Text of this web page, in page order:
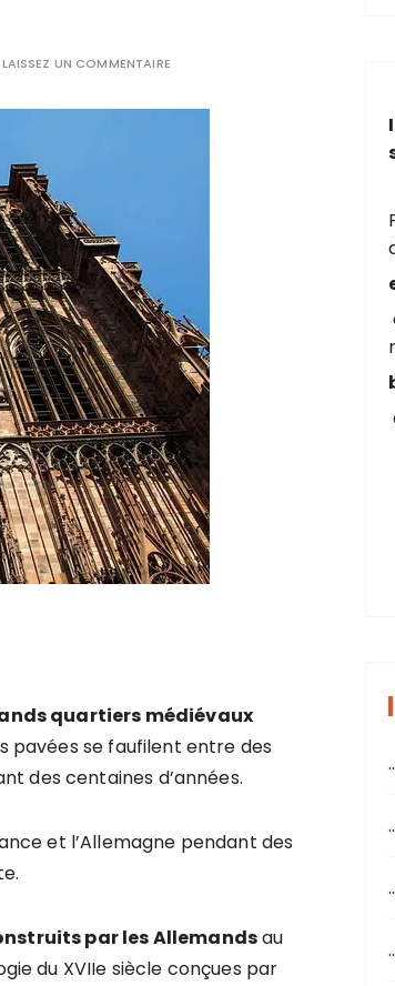
LAISSEZ UN COMMENTAIRE
quartiers médiévaux
pavées se faufilent entre des
des centaines d’années.
et l’Allemagne pendant des
par les Allemandsau
du XVIIe siècle conçues par
r